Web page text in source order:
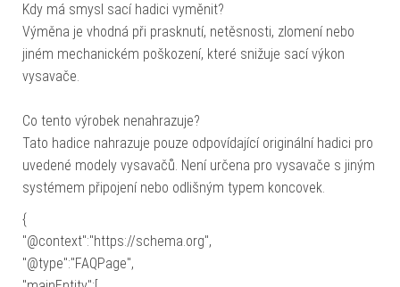
Kdy má smysl sací hadici vyměnit?
Výměna je vhodná při prasknutí, netěsnosti, zlomení nebo
jiném mechanickém poškození, které snižuje sací výkon
vysavače.
Co tento výrobek nenahrazuje?
Tato hadice nahrazuje pouze odpovídající originální hadici pro
uvedené modely vysavačů. Není určena pro vysavače s jiným
systémem připojení nebo odlišným typem koncovek.
{
"@context":"https://schema.org",
"@type":"FAQPage",